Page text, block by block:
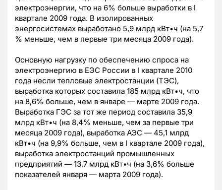
электроэнергии, что на 6% больше выработки в I
квартале 2009 года. В изолированных
энергосистемах выработано 5,9 млрд кВт•ч (на 5,7
% меньше, чем в первые три месяца 2009 года).
Основную нагрузку по обеспечению спроса на
электроэнергию в ЕЭС России в I квартале 2010
года несли тепловые электростанции (ТЭС),
выработка которых составила 185 млрд кВт•ч, что
на 8,6% больше, чем в январе — марте 2009 года.
Выработка ГЭС за тот же период составила 35,9
млрд кВт•ч (на 8,4% меньше, чем за первые три
месяца 2009 года), выработка АЭС — 45,1 млрд
кВт•ч (на 9,9% больше, чем в I квартале 2009 года),
выработка электростанций промышленных
предприятий — 13,7 млрд кВт•ч (на 3,6% больше
показателей января — марта 2009 года).